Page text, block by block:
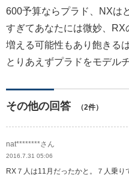
600予算ならプラド、NXは
すぎてあなたには微妙、
増える可能性もあり飽きるは
とりあえずプラドをモデル
その他の回答 （2件）
nat********さん
2016.7.31 05:06
RX７人は11月だったかと。７人乗